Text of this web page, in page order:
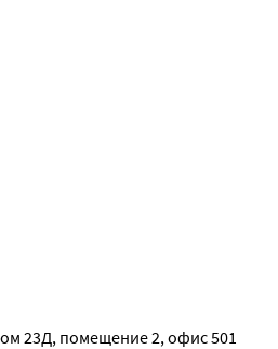
для нежной кожи малышей